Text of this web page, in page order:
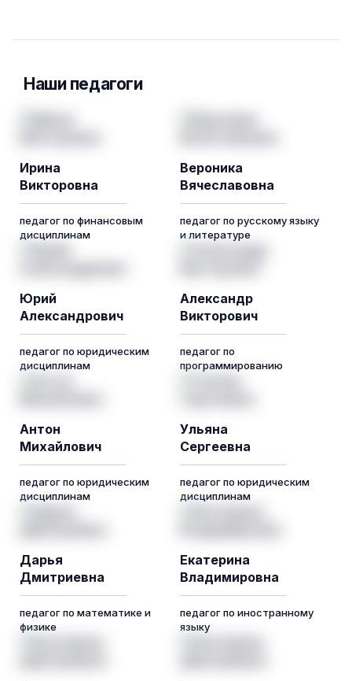
Наши педагоги
Ирина
Викторовна
педагог по финансовым
дисциплинам
Вероника
Вячеславовна
педагог по русскому языку
и литературе
Юрий
Александрович
педагог по юридическим
дисциплинам
Александр
Викторович
педагог по
программированию
Антон
Михайлович
педагог по юридическим
дисциплинам
Ульяна
Сергеевна
педагог по юридическим
дисциплинам
Дарья
Дмитриевна
педагог по математике и
физике
Екатерина
Владимировна
педагог по иностранному
языку